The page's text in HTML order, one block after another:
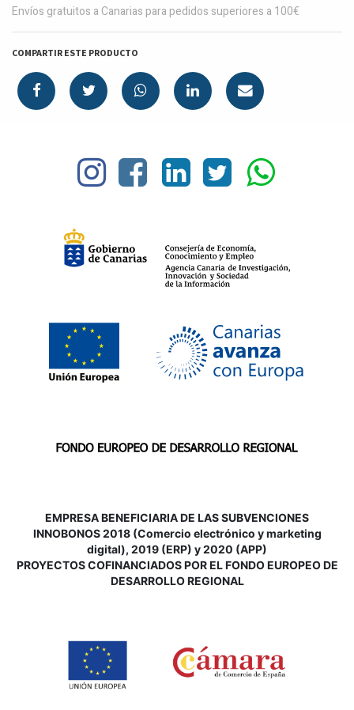
Envíos gratuitos a Canarias para pedidos superiores a 100€
COMPARTIR ESTE PRODUCTO
EMPRESA BENEFICIARIA DE LAS SUBVENCIONES
INNOBONOS 2018 (Comercio electrónico y marketing
digital), 2019 (ERP) y 2020 (APP)
PROYECTOS COFINANCIADOS POR EL FONDO EUROPEO DE
DESARROLLO REGIONAL